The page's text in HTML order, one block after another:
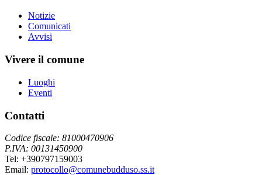
Notizie
Comunicati
Avvisi
Vivere il comune
Luoghi
Eventi
Contatti
Codice fiscale: 81000470906
P.IVA: 00131450900
Tel: +390797159003
Email: protocollo@comunebudduso.ss.it